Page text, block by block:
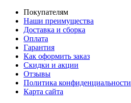
Покупателям
Наши преимущества
Доставка и сборка
Оплата
Гарантия
Как оформить заказ
Скидки и акции
Отзывы
Политика конфиденциальности
Карта сайта